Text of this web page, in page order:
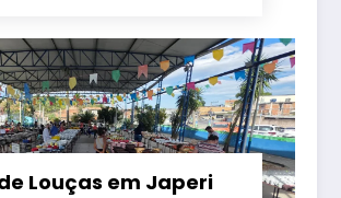
Louças em Japeri